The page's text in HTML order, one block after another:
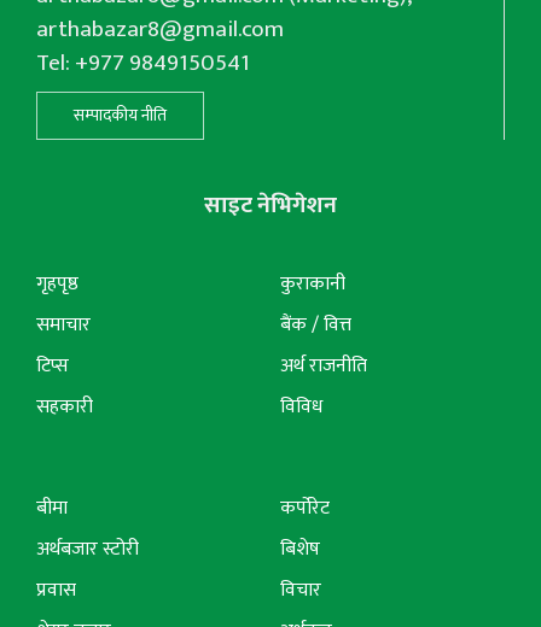
arthabazar8@gmail.com
Tel: +977 9849150541
सम्पादकीय नीति
साइट नेभिगेशन
गृहपृष्ठ
समाचार
टिप्स
सहकारी
कुराकानी
बैंक / वित्त
अर्थ राजनीति
विविध
बीमा
अर्थबजार स्टोरी
प्रवास
कर्पोरेट
बिशेष
विचार